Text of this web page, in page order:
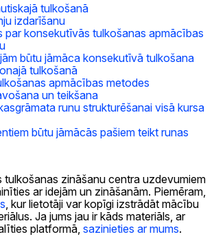
tulkošanā
izdarīšanu
par konsekutīvās tulkošanas apmācības
būtu jāmāca konsekutīvā tulkošana
tulkošanā
apmācības metodes
un teikšana
runu strukturēšanai visā kursa
būtu jāmācās pašiem teikt runas
tulkošanas zināšanu centra uzdevumiem
ar idejām un zināšanām. Piemēram,
, kur lietotāji var kopīgi izstrādāt mācību
Ja jums jau ir kāds materiāls, ar
platformā, sazinieties ar mums.